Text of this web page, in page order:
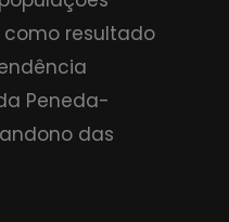
resultado
Peneda-
das